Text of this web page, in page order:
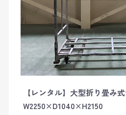
【レンタル】大型折り畳
W2250×D1040×H2150